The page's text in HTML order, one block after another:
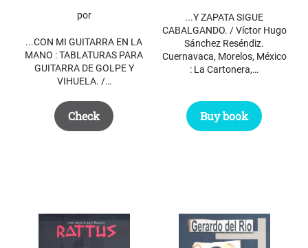
por
...CON MI GUITARRA EN LA
MANO : TABLATURAS PARA
GUITARRA DE GOLPE Y
VIHUELA. /…
Check
...Y ZAPATA SIGUE
CABALGANDO. / Víctor Hugo
Sánchez Reséndiz.
Cuernavaca, Morelos, México
: La Cartonera,…
Buy book